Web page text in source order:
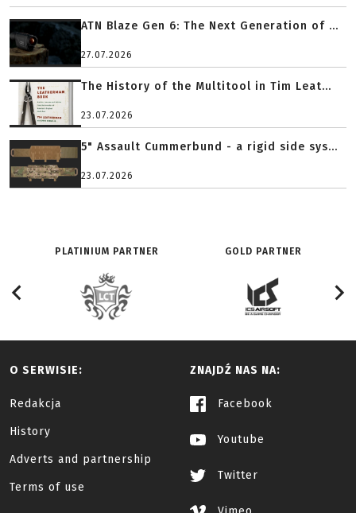
ATN Blaze Gen 6: The Next Generation of ...
27.07.2026
The History of the Multitool in Tim Leat...
23.07.2026
5" Assault Cummerbund - a rigid side sys...
23.07.2026
PLATINIUM PARTNER GOLD PARTNER
O SERWISIE:
Redakcja
History
Adverts and partnership
Terms of use
ZNAJDŹ NAS NA:
Facebook
Youtube
Twitter